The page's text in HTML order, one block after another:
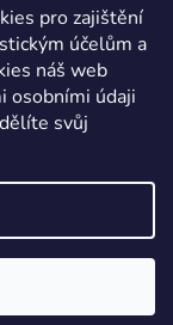
pro zajištění
účelům a
náš web
osobními údaji
svůj
Plzeň